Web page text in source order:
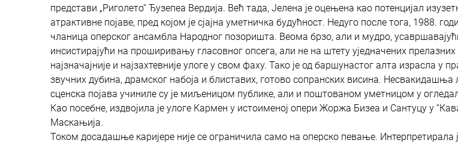
представи „Риголето“ Ђузепеа Вердија. Већ тада, Јелена је оцењена као потенцијал
атрактивне појаве, пред којом је сјајна уметничка будућност. Недуго после тога, 1988.
чланица оперског ансамбла Народног позоришта. Веома брзо, али и мудро,
инсистирајући на проширивању гласовног опсега, али не на штету уједначених прелазних
најзначајније и најзахтевније улоге у свом фаху. Тако је од баршунастог алта израсла у
звучних дубина, драмског набоја и блиставих, готово сопранских висина. Несвакидашња
сценска појава учиниле су је миљеницом публике, али и поштованом уметницом у
Као посебне, издвојила је улоге Кармен у истоименој опери Жоржа Бизеа и Сантуцу у
Маскањија.
Током досадашње каријере није се ограничила само на оперско певање. Интерпретирала